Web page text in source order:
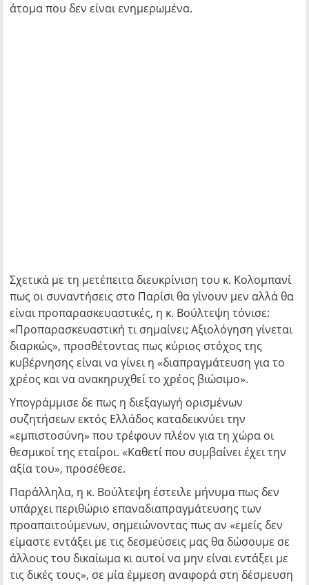
άτομα που δεν είναι ενημερωμένα.
Σχετικά με τη μετέπειτα διευκρίνιση του κ. Κολομπανί
πως οι συναντήσεις στο Παρίσι θα γίνουν μεν αλλά θα
είναι προπαρασκευαστικές, η κ. Βούλτεψη τόνισε:
«Προπαρασκευαστική τι σημαίνει; Αξιολόγηση γίνεται
διαρκώς», προσθέτοντας πως κύριος στόχος της
κυβέρνησης είναι να γίνει η «διαπραγμάτευση για το
χρέος και να ανακηρυχθεί το χρέος βιώσιμο».
Υπογράμμισε δε πως η διεξαγωγή ορισμένων
συζητήσεων εκτός Ελλάδος καταδεικνύει την
«εμπιστοσύνη» που τρέφουν πλέον για τη χώρα οι
θεσμικοί της εταίροι. «Καθετί που συμβαίνει έχει την
αξία του», προσέθεσε.
Παράλληλα, η κ. Βούλτεψη έστειλε μήνυμα πως δεν
υπάρχει περιθώριο επαναδιαπραγμάτευσης των
προαπαιτούμενων, σημειώνοντας πως αν «εμείς δεν
είμαστε εντάξει με τις δεσμεύσεις μας θα δώσουμε σε
άλλους του δικαίωμα κι αυτοί να μην είναι εντάξει με
τις δικές τους», σε μία έμμεση αναφορά στη δέσμευση